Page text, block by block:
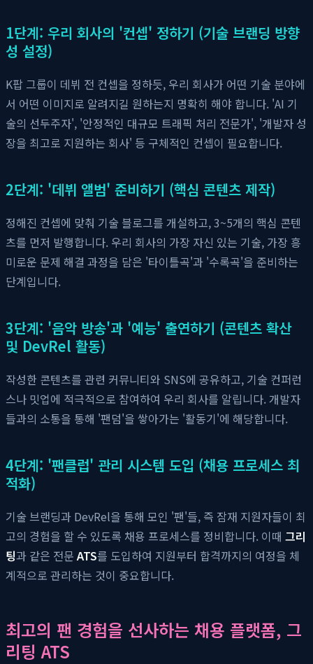
1단계: 우리 회사의 '컨셉' 정하기 (기술 브랜딩 방향
성 설정)
K팝 그룹이 데뷔 전 컨셉을 정하듯, 우리 회사가 어떤 기술 분야에
서 어떤 이미지로 알려지길 원하는지 명확히 해야 합니다. 'AI 기
술의 선두주자', '안정적인 대규모 트래픽 처리 전문가', '개발자 성
장을 최고로 지원하는 회사' 등 구체적인 컨셉이 필요합니다.
2단계: '데뷔 앨범' 준비하기 (핵심 콘텐츠 제작)
정해진 컨셉에 맞춰 기술 블로그를 개설하고, 3~5개의 핵심 콘텐
츠를 먼저 발행합니다. 우리 회사의 가장 자신 있는 기술, 가장 흥
미로운 문제 해결 과정을 담은 '타이틀곡'과 '수록곡'을 준비하는
단계입니다.
3단계: '음악 방송'과 '예능' 출연하기 (콘텐츠 확산
및 DevRel 활동)
작성한 콘텐츠를 관련 커뮤니티와 SNS에 공유하고, 기술 컨퍼런
스나 밋업에 적극적으로 참여하여 우리 회사를 알립니다. 개발자
들과의 소통을 통해 '팬덤'을 쌓아가는 '활동기'에 해당합니다.
4단계: '팬클럽' 관리 시스템 도입 (채용 프로세스 최
적화)
기술 브랜딩과 DevRel을 통해 모인 '팬'들, 즉 잠재 지원자들이 최
고의 경험을 할 수 있도록 채용 프로세스를 정비합니다. 이때 그리
팅과 같은 전문 ATS를 도입하여 지원부터 합격까지의 여정을 체
계적으로 관리하는 것이 중요합니다.
최고의 팬 경험을 선사하는 채용 플랫폼, 그
리팅 ATS